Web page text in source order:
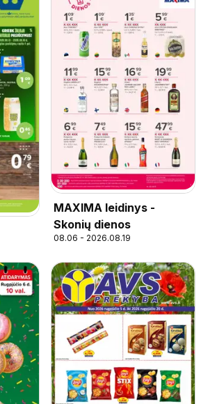
MAXIMA leidinys -
Skonių dienos
08.06 - 2026.08.19